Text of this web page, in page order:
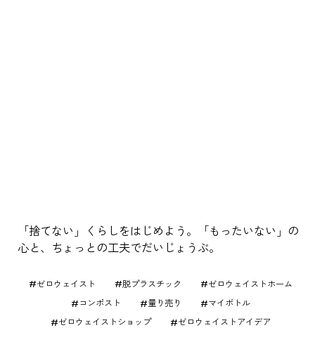
「捨てない」くらしをはじめよう。「もったいない」の
心と、ちょっとの工夫でだいじょうぶ。
ゼロウェイスト 脱プラスチック
ゼロウェイストホーム
コンポスト
量り売り
マイボトル
ゼロウェイストショップ
ゼロウェイストアイデア